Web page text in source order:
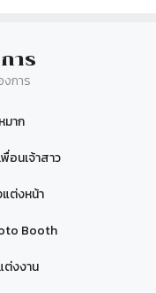
าร
การ
มาก
อนเจ้าสาว
แต่งหน้า
Booth
ต่งงาน